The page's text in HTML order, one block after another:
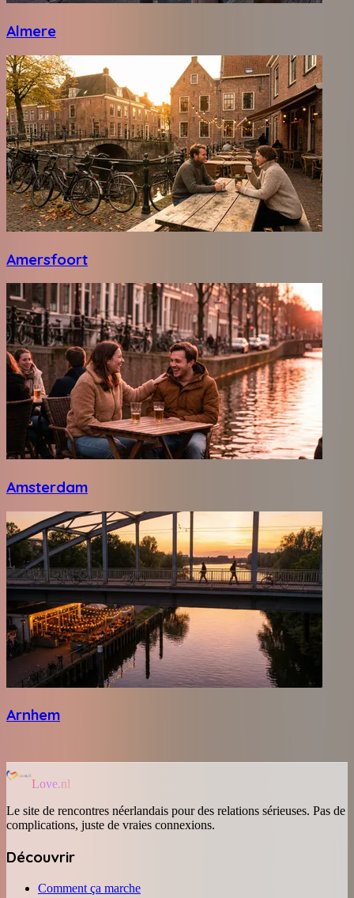
Almere
Amersfoort
Amsterdam
Arnhem
Love.nl
Le site de rencontres néerlandais pour des relations sérieuses. Pas de
complications, juste de vraies connexions.
Découvrir
Comment ça marche